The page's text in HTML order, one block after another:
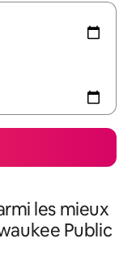
les mieux
Public